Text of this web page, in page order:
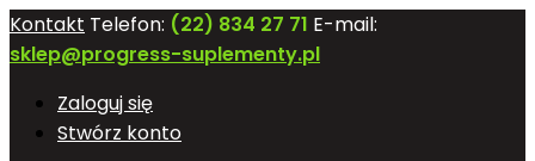
Kontakt Telefon: (22) 834 27 71 E-mail:
sklep@progress-suplementy.pl
Zaloguj się
Stwórz konto